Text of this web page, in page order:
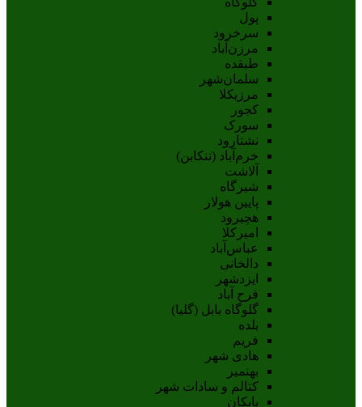
پول
سرخرود
مرزن‌آباد
طبقده
سلمان‌شهر
مرزیکلا
کجور
سورک
نشتارود
خرم‌آباد (تنکابن)
آلاشت
شیرگاه
پایین هولار
هچیرود
امیرکلا
عباس‌آباد
دالخانی
ایزدشهر
فرح آباد
گلوگاه بابل (گلیا)
بلده
فریم
هادی شهر
بهنمیر
کتالم و سادات شهر
بابکان